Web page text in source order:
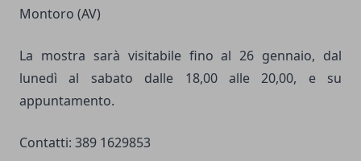
Montoro (AV)
La mostra sarà visitabile fino al 26 gennaio, dal
lunedì al sabato dalle 18,00 alle 20,00, e su
appuntamento.
Contatti: 389 1629853